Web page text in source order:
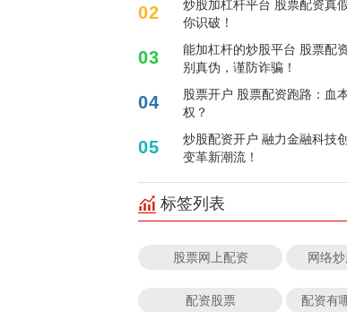
02
炒股加杠杆平台 股票配资真
你识破！
03
能加杠杆的炒股平台 股票配
别真伪，谨防诈骗！
04
股票开户 股票配资跑路：血
权？
05
炒股配资开户 融力金融科技
变革新潮流！
标签列表
股票网上配资 网络
配资股票 配资有